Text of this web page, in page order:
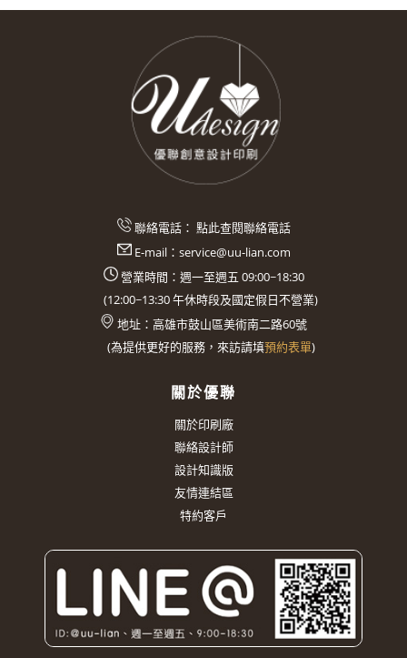
聯絡電話： 點此查閱聯絡電話
E-mail： service@uu-lian.com
營業時間：週一至週五 09:00~18:30
(12:00~13:30午休時段及國定假日不營業)
地址： 高雄市鼓山區美術南二路60號
(為提供更好的服務，來訪請填預約表單)
關於優聯
關於印刷廠
聯絡設計師
設計知識版
友情連結區
特約客戶